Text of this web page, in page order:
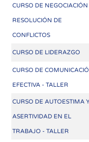
CURSO DE NEGOCIACIÓN
RESOLUCIÓN DE
CONFLICTOS
CURSO DE LIDERAZGO
CURSO DE
EFECTIVA - TALLER
CURSO DE AUTOESTIMA
ASERTIVIDAD EN EL
TRABAJO - TALLER